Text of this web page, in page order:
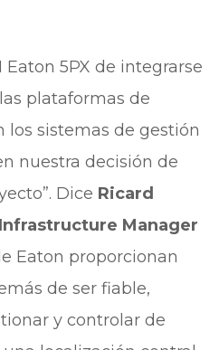
Eaton 5PX de integrarse
plataformas de
los sistemas de gestión
nuestra decisión de
Dice Ricard
Manager
Eaton proporcionan
de ser fiable,
y controlar de